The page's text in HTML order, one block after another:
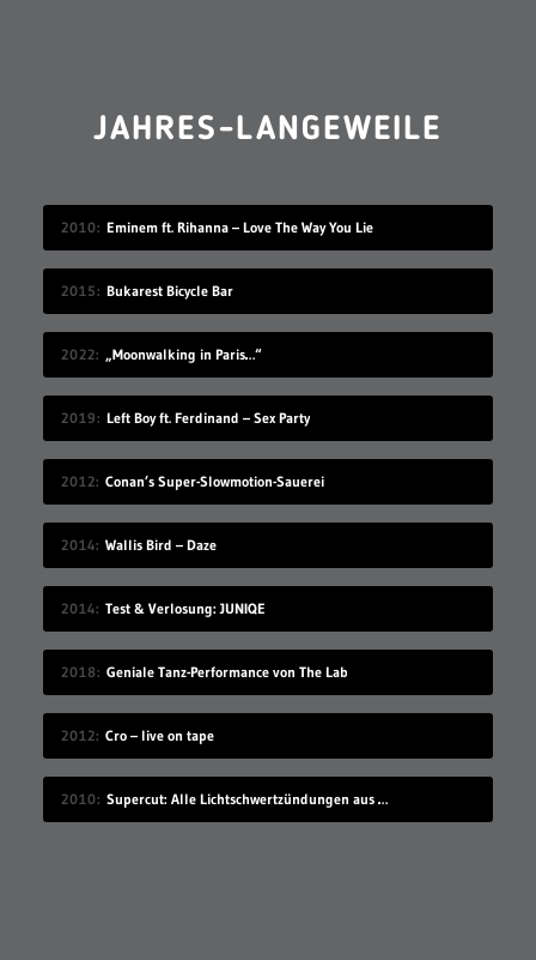
JAHRES-LANGEWEILE
2010 Eminem ft. Rihanna – Love The Way You Lie
2015 Bukarest Bicycle Bar
2022 „Moonwalking in Paris…“
2019 Left Boy ft. Ferdinand – Sex Party
2012 Conan’s Super-Slowmotion-Sauerei
2014 Wallis Bird – Daze
2014 Test & Verlosung: JUNIQE
2018 Geniale Tanz-Performance von The Lab
2012 Cro – live on tape
2010 Supercut: Alle Lichtschwertzündungen aus Star Wars